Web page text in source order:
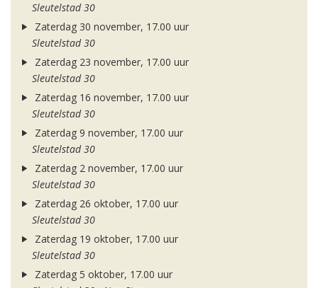
Sleutelstad 30
Zaterdag 30 november, 17.00 uur
Sleutelstad 30
Zaterdag 23 november, 17.00 uur
Sleutelstad 30
Zaterdag 16 november, 17.00 uur
Sleutelstad 30
Zaterdag 9 november, 17.00 uur
Sleutelstad 30
Zaterdag 2 november, 17.00 uur
Sleutelstad 30
Zaterdag 26 oktober, 17.00 uur
Sleutelstad 30
Zaterdag 19 oktober, 17.00 uur
Sleutelstad 30
Zaterdag 5 oktober, 17.00 uur